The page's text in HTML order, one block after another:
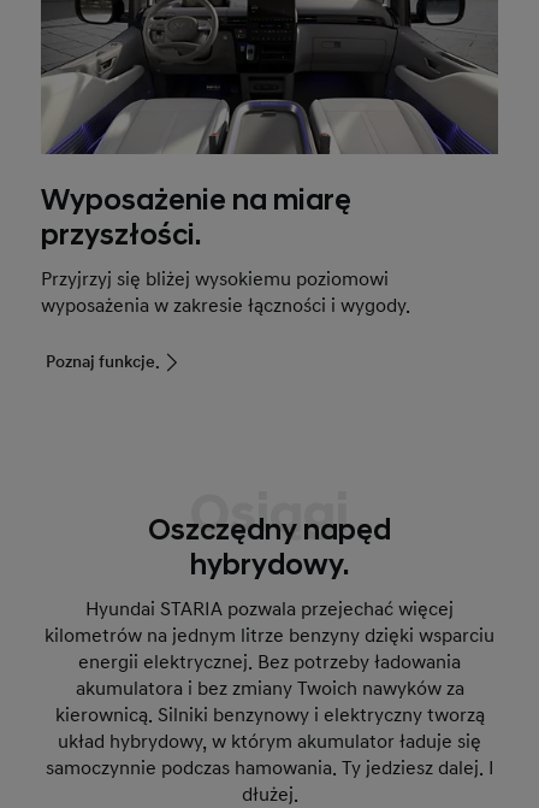
Wyposażenie na miarę
przyszłości.
Przyjrzyj się bliżej wysokiemu poziomowi
wyposażenia w zakresie łączności i wygody.
Poznaj funkcje.
Osiągi
Oszczędny napęd
hybrydowy.
Hyundai STARIA pozwala przejechać więcej
kilometrów na jednym litrze benzyny dzięki wsparciu
energii elektrycznej. Bez potrzeby ładowania
akumulatora i bez zmiany Twoich nawyków za
kierownicą. Silniki benzynowy i elektryczny tworzą
układ hybrydowy, w którym akumulator ładuje się
samoczynnie podczas hamowania. Ty jedziesz dalej. I
dłużej.